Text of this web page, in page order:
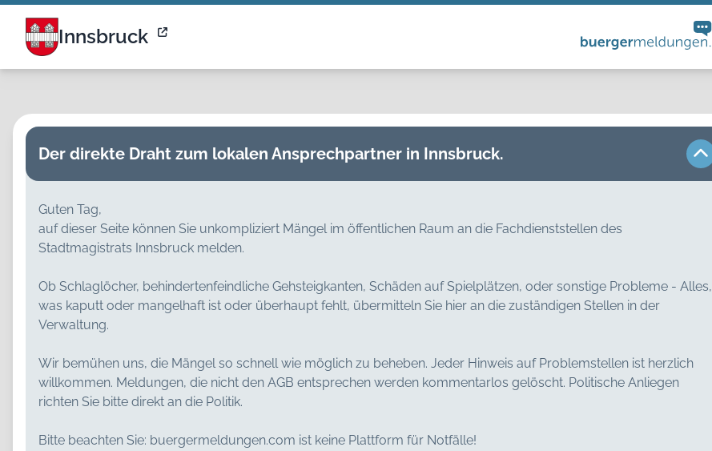
Innsbruck
Der direkte Draht zum lokalen Ansprechpartner in Innsbruck.
Guten Tag,
auf dieser Seite können Sie unkompliziert Mängel im öffentlichen Raum an die Fachdienststellen des
Stadtmagistrats Innsbruck melden.
Ob Schlaglöcher, behindertenfeindliche Gehsteigkanten, Schäden auf Spielplätzen, oder sonstige Probleme - Alles,
was kaputt oder mangelhaft ist oder überhaupt fehlt, übermitteln Sie hier an die zuständigen Stellen in der
Verwaltung.
Wir bemühen uns, die Mängel so schnell wie möglich zu beheben. Jeder Hinweis auf Problemstellen ist herzlich
willkommen. Meldungen, die nicht den AGB entsprechen werden kommentarlos gelöscht. Politische Anliegen
richten Sie bitte direkt an die Politik.
Bitte beachten Sie: buergermeldungen.com ist keine Plattform für Notfälle!
Innsbruck - Tirol | Bürgermeldungen